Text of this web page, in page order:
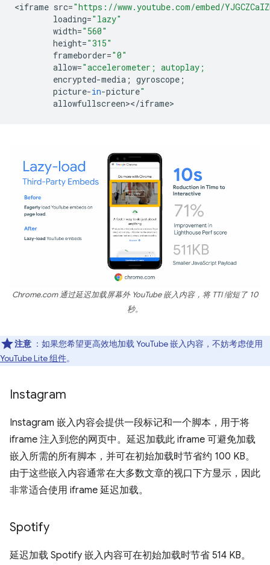
<iframe src="https://www.youtube.com/embed/
loading="lazy"
width="560"
height="315"
frameborder="0"
allow="accelerometer; autoplay;
encrypted-media ; gyroscope ;
picture-in-picture"
allowfullscreen></iframe
Chrome.com 通过延迟加载屏幕外 YouTube 嵌入内容，将 TTI 缩短了 10
秒。
注意 ：如果您希望更高效地加载 YouTube 嵌入内容，不妨考虑使用
YouTube Lite 组件。
Instagram
Instagram 嵌入内容会提供一段标记和一个脚本，用于将
iframe 注入到您的网页中。延迟加载此 iframe 可避免加载
嵌入所需的所有脚本，并可在初始加载时节省约 100 KB。
由于这些嵌入内容通常在大多数文章的视口下方显示，因此
非常适合使用 iframe 延迟加载。
Spotify
延迟加载 Spotify 嵌入内容可在初始加载时节省 514 KB。